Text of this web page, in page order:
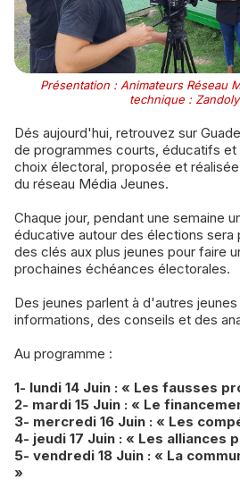
Présentation : Animateurs Réseau
technique :
Dés aujourd'hui, retrouvez sur Guadeloupe la 1ère une série
de programmes courts, éducatifs et
choix électoral, proposée et
du réseau Média Jeunes.
Chaque jour, pendant une semaine
éducative autour des élections
des clés aux plus jeunes pour faire
prochaines échéances électorales.
Des jeunes parlent à d'autres
informations, des conseils et des
Au programme :
1- lundi 14 Juin : « Les fausses
2- mardi 15 Juin : « Le
3- mercredi 16 Juin : « Les
4- jeudi 17 Juin : « Les alliances
5- vendredi 18 Juin : « La
»